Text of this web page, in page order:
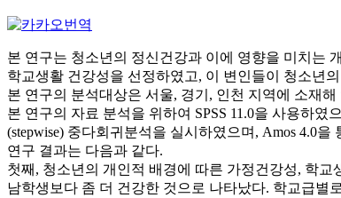
본 연구는 청소년의 정신건강과 이에 영향을 미치는
학교생활 건강성을 선정하였고, 이 변인들이 청소년
본 연구의 분석대상은 서울, 경기, 인천 지역에 소재해
본 연구의 자료 분석을 위하여 SPSS 11.0을 사용하
(stepwise) 중다회귀분석을 실시하였으며, Amos 4.0
연구 결과는 다음과 같다.
첫째, 청소년의 개인적 배경에 따른 가정건강성, 학
남학생보다 좀 더 건강한 것으로 나타났다. 학교급별